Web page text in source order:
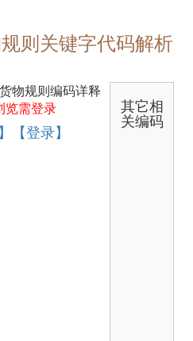
则关键字代码解析
物规则编码详释
览需登录
【登录】
其它相
关编码